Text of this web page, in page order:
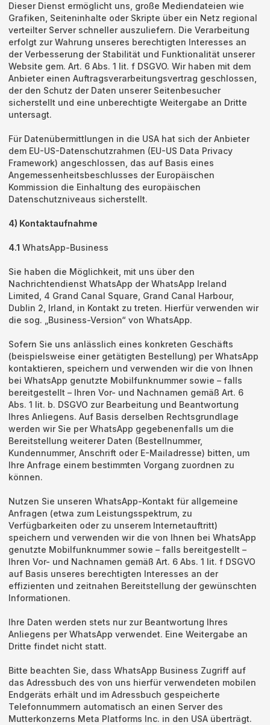
Dieser Dienst ermöglicht uns, große Mediendateien wie
Grafiken, Seiteninhalte oder Skripte über ein Netz regional
verteilter Server schneller auszuliefern. Die Verarbeitung
erfolgt zur Wahrung unseres berechtigten Interesses an
der Verbesserung der Stabilität und Funktionalität unserer
Website gem. Art. 6 Abs. 1 lit. f DSGVO. Wir haben mit dem
Anbieter einen Auftragsverarbeitungsvertrag geschlossen,
der den Schutz der Daten unserer Seitenbesucher
sicherstellt und eine unberechtigte Weitergabe an Dritte
untersagt.
Für Datenübermittlungen in die USA hat sich der Anbieter
dem EU-US-Datenschutzrahmen (EU-US Data Privacy
Framework) angeschlossen, das auf Basis eines
Angemessenheitsbeschlusses der Europäischen
Kommission die Einhaltung des europäischen
Datenschutzniveaus sicherstellt.
4) Kontaktaufnahme
4.1 WhatsApp-Business
Sie haben die Möglichkeit, mit uns über den
Nachrichtendienst WhatsApp der WhatsApp Ireland
Limited, 4 Grand Canal Square, Grand Canal Harbour,
Dublin 2, Irland, in Kontakt zu treten. Hierfür verwenden wir
die sog. „Business-Version“ von WhatsApp.
Sofern Sie uns anlässlich eines konkreten Geschäfts
(beispielsweise einer getätigten Bestellung) per WhatsApp
kontaktieren, speichern und verwenden wir die von Ihnen
bei WhatsApp genutzte Mobilfunknummer sowie – falls
bereitgestellt – Ihren Vor- und Nachnamen gemäß Art. 6
Abs. 1 lit. b. DSGVO zur Bearbeitung und Beantwortung
Ihres Anliegens. Auf Basis derselben Rechtsgrundlage
werden wir Sie per WhatsApp gegebenenfalls um die
Bereitstellung weiterer Daten (Bestellnummer,
Kundennummer, Anschrift oder E-Mailadresse) bitten, um
Ihre Anfrage einem bestimmten Vorgang zuordnen zu
können.
Nutzen Sie unseren WhatsApp-Kontakt für allgemeine
Anfragen (etwa zum Leistungsspektrum, zu
Verfügbarkeiten oder zu unserem Internetauftritt)
speichern und verwenden wir die von Ihnen bei WhatsApp
genutzte Mobilfunknummer sowie – falls bereitgestellt –
Ihren Vor- und Nachnamen gemäß Art. 6 Abs. 1 lit. f DSGVO
auf Basis unseres berechtigten Interesses an der
effizienten und zeitnahen Bereitstellung der gewünschten
Informationen.
Ihre Daten werden stets nur zur Beantwortung Ihres
Anliegens per WhatsApp verwendet. Eine Weitergabe an
Dritte findet nicht statt.
Bitte beachten Sie, dass WhatsApp Business Zugriff auf
das Adressbuch des von uns hierfür verwendeten mobilen
Endgeräts erhält und im Adressbuch gespeicherte
Telefonnummern automatisch an einen Server des
Mutterkonzerns Meta Platforms Inc. in den USA überträgt.